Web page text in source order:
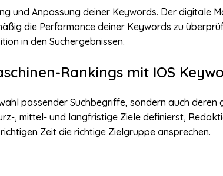
und Anpassung deiner Keywords. Der digitale
die Performance deiner Keywords zu
in den Suchergebnissen.
Rankings mit IOS
passender Suchbegriffe, sondern auch deren
, mittel- und langfristige Ziele definierst,
Zeit die richtige Zielgruppe ansprechen.